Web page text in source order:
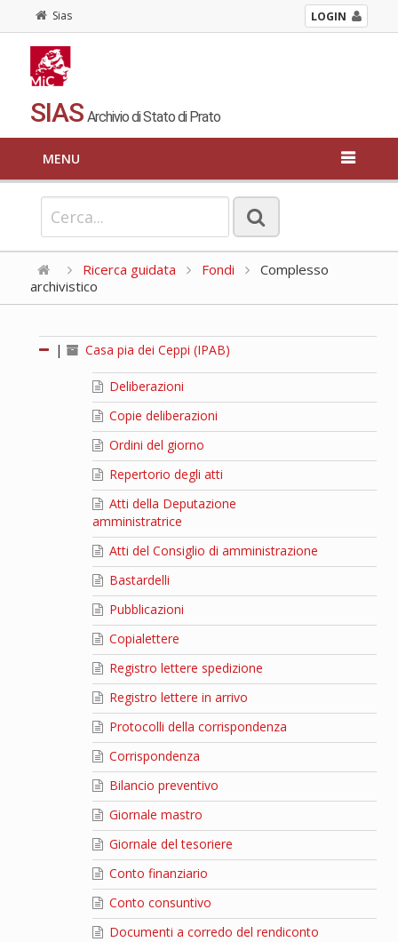
Sias LOGIN
SIAS Archivio di Stato di Prato
MENU
Ricerca guidata Fondi
Complesso
archivistico
| Casa pia dei Ceppi (IPAB)
Deliberazioni
Copie deliberazioni
Ordini del giorno
Repertorio degli atti
Atti della Deputazione
amministratrice
Atti del Consiglio di amministrazione
Bastardelli
Pubblicazioni
Copialettere
Registro lettere spedizione
Registro lettere in arrivo
Protocolli della corrispondenza
Corrispondenza
Bilancio preventivo
Giornale mastro
Giornale del tesoriere
Conto finanziario
Conto consuntivo
Documenti a corredo del rendiconto